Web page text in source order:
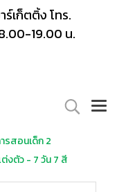
เก็ตติ้ง โทร.
19.00 น.
รสอนเด็ก 2
งตัว - 7 วัน 7 สี